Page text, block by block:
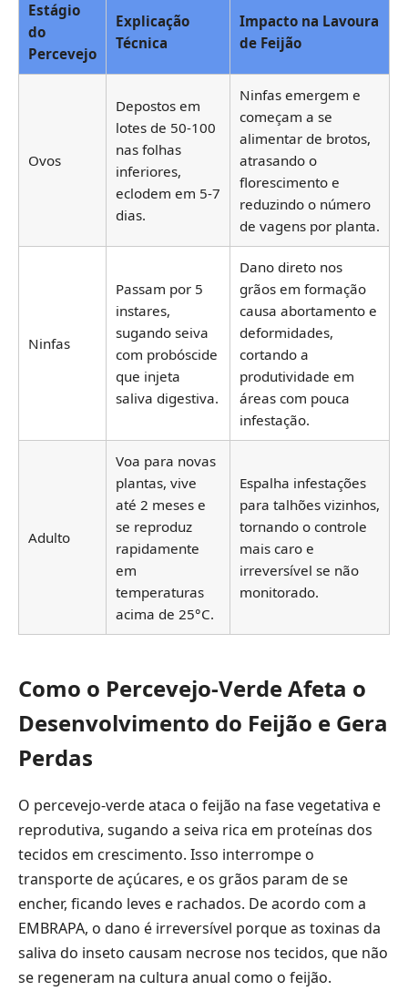
Estágio
do
Percevejo
Explicação
Técnica
Impacto na Lavoura
de Feijão
Ovos
Depostos em
lotes de 50-100
nas folhas
inferiores,
eclodem em 5-7
dias.
Ninfas emergem e
começam a se
alimentar de brotos,
atrasando o
florescimento e
reduzindo o número
de vagens por planta.
Ninfas
Passam por 5
instares,
sugando seiva
com probóscide
que injeta
saliva digestiva.
Dano direto nos
grãos em formação
causa abortamento e
deformidades,
cortando a
produtividade em
áreas com pouca
infestação.
Adulto
Voa para novas
plantas, vive
até 2 meses e
se reproduz
rapidamente
em
temperaturas
acima de 25°C.
Espalha infestações
para talhões vizinhos,
tornando o controle
mais caro e
irreversível se não
monitorado.
Como o Percevejo-Verde Afeta o
Desenvolvimento do Feijão e Gera
Perdas
O percevejo-verde ataca o feijão na fase vegetativa e
reprodutiva, sugando a seiva rica em proteínas dos
tecidos em crescimento. Isso interrompe o
transporte de açúcares, e os grãos param de se
encher, ficando leves e rachados. De acordo com a
EMBRAPA, o dano é irreversível porque as toxinas da
saliva do inseto causam necrose nos tecidos, que não
se regeneram na cultura anual como o feijão.